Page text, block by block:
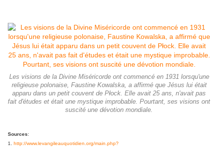
Les visions de la Divine Miséricorde ont commencé en 1931 lorsqu'une
religieuse polonaise, Faustine Kowalska, a affirmé que Jésus lui était
apparu dans un petit couvent de Płock. Elle avait 25 ans, n'avait pas
fait d'études et était une mystique improbable. Pourtant, ses visions ont
suscité une dévotion mondiale.
Sources:
1. http://www.levangileauquotidien.org/main.php?